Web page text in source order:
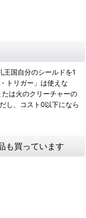
国自分のシールドを1
トリガー」は使えな
は火のクリーチャーの
し、コスト0以下になら
も買っています